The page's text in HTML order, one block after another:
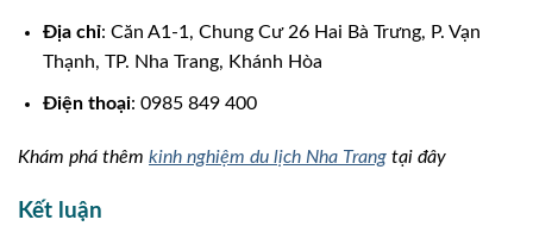
Địa chỉ: Căn A1-1, Chung Cư 26 Hai Bà Trưng, P. Vạn
Thạnh, TP. Nha Trang, Khánh Hòa
Điện thoại: 0985 849 400
Khám phá thêm kinh nghiệm du lịch Nha Trang tại đây
Kết luận